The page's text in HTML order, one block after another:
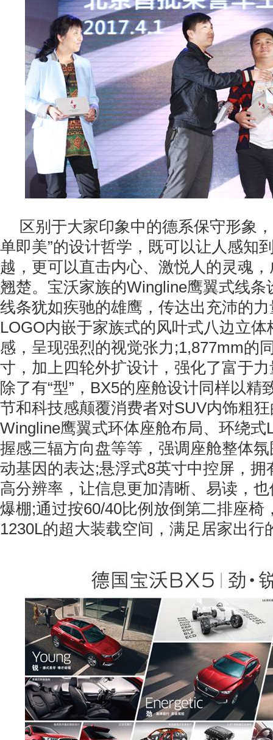
区别于大家印象中的德系保守形象
单即美”的设计哲学，既可以让人感知
越，更可以直击内心、激悦人的灵魂
翘楚。宝沃家族的Wingline鹰翼式线条
线条犹如疾驰的雄鹰，传达出充沛的
LOGO内嵌于家族式的风叶式八边立
感，呈现强烈的视觉张力;1,877mm的
寸，加上四轮外扩设计，强化了富于
除了有“型”，BX5的座舱设计同样以精
节和科技感颠覆消费者对SUV内饰粗
Wingline鹰翼式环体座舱布局、环绕式
握感三辐方向盘等等，强调座舱整体
动基因的表达;悬浮式8英寸中控屏，拥
高分辨率，让信息更加清晰、易读，
爆棚;通过按60/40比例放倒第二排座椅
1230L的超大装载空间，满足居家出行